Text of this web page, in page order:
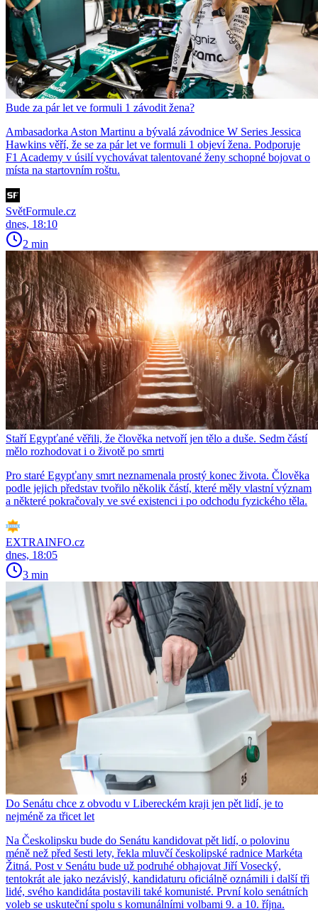
Bude za pár let ve formuli 1 závodit žena?
Ambasadorka Aston Martinu a bývalá závodnice W Series Jessica
Hawkins věří, že se za pár let ve formuli 1 objeví žena. Podporuje
F1 Academy v úsilí vychovávat talentované ženy schopné bojovat o
místa na startovním roštu.
SvětFormule.cz
dnes, 18:10
2 min
Staří Egypťané věřili, že člověka netvoří jen tělo a duše. Sedm částí
mělo rozhodovat i o životě po smrti
Pro staré Egypťany smrt neznamenala prostý konec života. Člověka
podle jejich představ tvořilo několik částí, které měly vlastní význam
a některé pokračovaly ve své existenci i po odchodu fyzického těla.
EXTRAINFO.cz
dnes, 18:05
3 min
Do Senátu chce z obvodu v Libereckém kraji jen pět lidí, je to
nejméně za třicet let
Na Českolipsku bude do Senátu kandidovat pět lidí, o polovinu
méně než před šesti lety, řekla mluvčí českolipské radnice Markéta
Žitná. Post v Senátu bude už podruhé obhajovat Jiří Vosecký,
tentokrát ale jako nezávislý, kandidaturu oficiálně oznámili i další tři
lidé, svého kandidáta postavili také komunisté. První kolo senátních
voleb se uskuteční spolu s komunálními volbami 9. a 10. října.